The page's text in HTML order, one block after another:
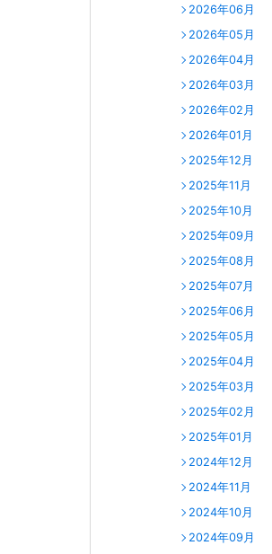
2026年06月
2026年05月
2026年04月
2026年03月
2026年02月
2026年01月
2025年12月
2025年11月
2025年10月
2025年09月
2025年08月
2025年07月
2025年06月
2025年05月
2025年04月
2025年03月
2025年02月
2025年01月
2024年12月
2024年11月
2024年10月
2024年09月